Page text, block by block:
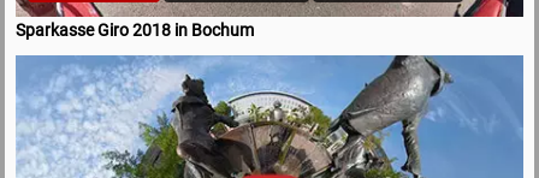
Sparkasse Giro 2018 in Bochum